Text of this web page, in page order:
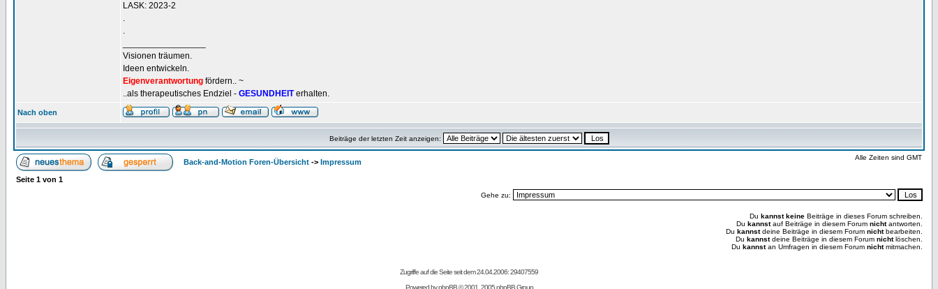
LASK: 2023-2
.
.
Visionen träumen.
Ideen entwickeln.
Eigenverantwortung fördern.. ~
..als therapeutisches Endziel - GESUNDHEITerhalten.
Nach oben
Beiträge der letzten Zeit anzeigen:
Back-and-Motion Foren-Übersicht -> Impressum
Alle Zeiten sind GMT
Seite 1 von 1
Gehe zu:
Du kannst keine Beiträge in dieses Forum schreiben.
Du kannstauf Beiträge in diesem Forum nichtantworten.
Du kannstdeine Beiträge in diesem Forum nichtbearbeiten.
Du kannstdeine Beiträge in diesem Forum nichtlöschen.
Du kannstan Umfragen in diesem Forum nichtmitmachen.
Zugriffe auf die Seite seit dem 24.04.2006: 29407559
Powered byphpBB© 2001, 2005 phpBB Group